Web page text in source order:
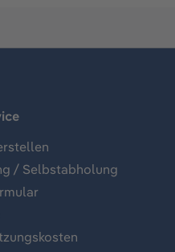
/ Selbstabholung